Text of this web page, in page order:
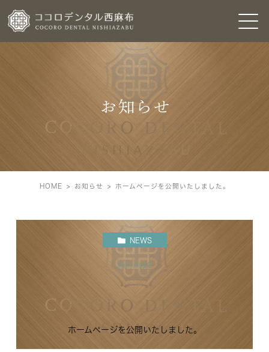
お知らせ
HOME お知らせ ホームページを公開いたしました。
NEWS
2021.05.27
ホームページを公開いたしました。